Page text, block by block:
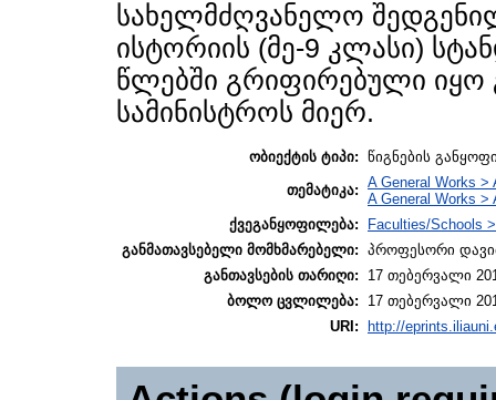
სახელმძღვანელო
ისტორიის (მე-9 კლასი)
წლებში გრიფირებული იყო
სამინისტროს მიერ.
ობიექტის ტიპი: წიგნების
თემატიკა: A General Works >
A General Works >
ქვეგანყოფილება:
Faculties/Schools
განმათავსებელი მომხმარებელი: პროფესორი
განთავსების თარიღი:
17 თებერვალი
ბოლო ცვლილება:
17 თებერვალი
URI:
http://